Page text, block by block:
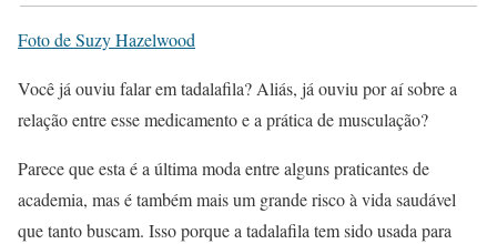
Foto de Suzy Hazelwood
Você já ouviu falar em tadalafila? Aliás, já ouviu por aí sobre a
relação entre esse medicamento e a prática de musculação?
Parece que esta é a última moda entre alguns praticantes de
academia, mas é também mais um grande risco à vida saudável
que tanto buscam. Isso porque a tadalafila tem sido usada para